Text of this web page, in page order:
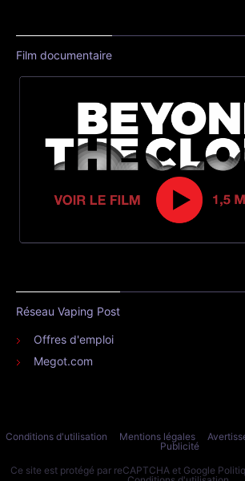
Film documentaire
Réseau Vaping Post
Offres d'emploi
Megot.com
Conditions d'utilisation Mentions légales
Publicité
Ce site est protégé par reCAPTCHA et Google